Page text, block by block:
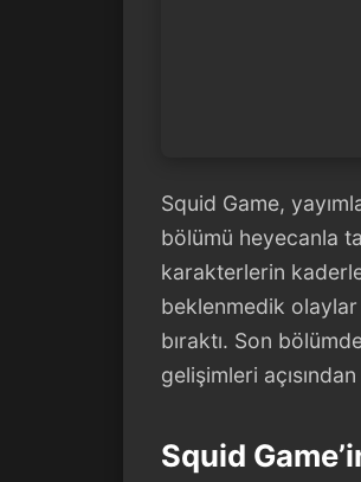
Squid Game,
bölümü heyecanla
karakterlerin
beklenmedik olaylar
bıraktı. Son
gelişimleri
Squid